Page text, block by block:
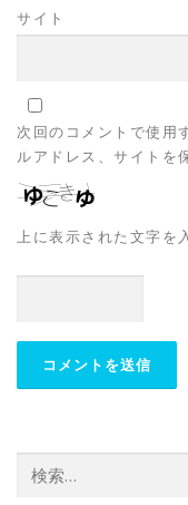
サイト
次回のコメントで使用
ルアドレス、サイトを
上に表示された文字を